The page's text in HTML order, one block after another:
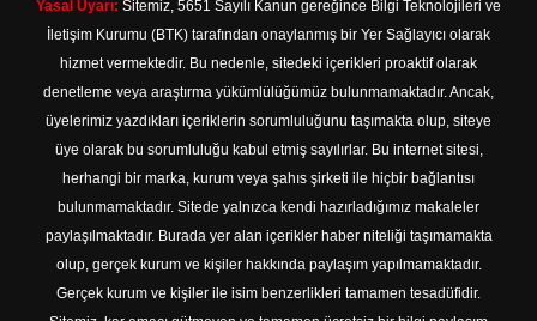
Yasal Uyarı: Sitemiz, 5651 Sayılı Kanun gereğince Bilgi Teknolojileri ve
İletişim Kurumu (BTK) tarafından onaylanmış bir Yer Sağlayıcı olarak
hizmet vermektedir. Bu nedenle, sitedeki içerikleri proaktif olarak
denetleme veya araştırma yükümlülüğümüz bulunmamaktadır. Ancak,
üyelerimiz yazdıkları içeriklerin sorumluluğunu taşımakta olup, siteye
üye olarak bu sorumluluğu kabul etmiş sayılırlar. Bu internet sitesi,
herhangi bir marka, kurum veya şahıs şirketi ile hiçbir bağlantısı
bulunmamaktadır. Sitede yalnızca kendi hazırladığımız makaleler
paylaşılmaktadır. Burada yer alan içerikler haber niteliği taşımamakta
olup, gerçek kurum ve kişiler hakkında paylaşım yapılmamaktadır.
Gerçek kurum ve kişiler ile isim benzerlikleri tamamen tesadüfidir.